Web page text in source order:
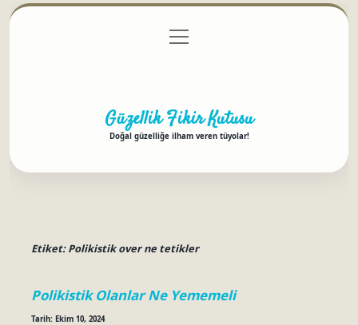
Gizlilik Politikası
menüyü
aç
Güzellik Fikir Kutusu
Doğal güzelliğe ilham veren tüyolar!
Etiket:Polikistik over ne tetikler
Polikistik Olanlar Ne Yememeli
Tarih: Ekim 10, 2024